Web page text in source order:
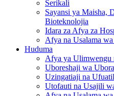
Serikali
Sayansi ya Maisha,
Bioteknolojia
Idara za Afya za
Afya na Usalama
Huduma
Afya ya Ulimwengu
Uboreshaji wa
Uzingatiaji na
Utofauti na Usajili